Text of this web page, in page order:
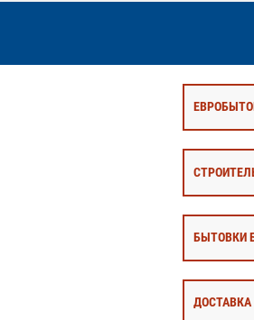
БЫТОВКИ